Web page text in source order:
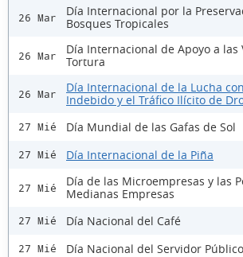
26 Mar
Día Internacional por la
Bosques Tropicales
26 Mar
Día Internacional de Apoyo a las
Tortura
26 Mar
Día Internacional de la Lucha
Indebido y el Tráfico Ilícito de
27 Mié Día Mundial de las Gafas de Sol
27 Mié Día Internacional de la Piña
27 Mié
Día de las Microempresas y las
Medianas Empresas
27 Mié Día Nacional del Café
27 Mié Día Nacional del Servidor Público